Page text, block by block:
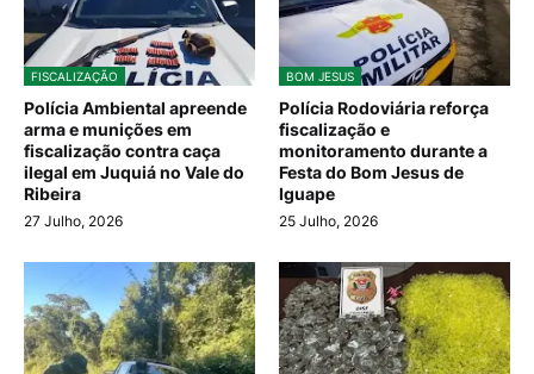
FISCALIZAÇÃO
Polícia Ambiental apreende
arma e munições em
fiscalização contra caça
ilegal em Juquiá no Vale do
Ribeira
27 Julho, 2026
BOM JESUS
Polícia Rodoviária reforça
fiscalização e
monitoramento durante a
Festa do Bom Jesus de
Iguape
25 Julho, 2026